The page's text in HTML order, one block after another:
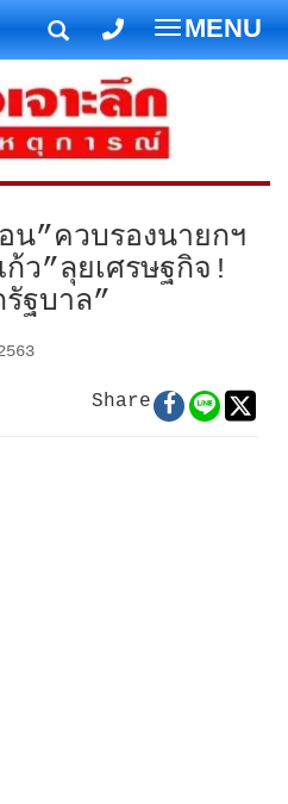
T
o
g
g
l
e
a
v
t
MENU
น”ควบรองนายกฯ
ว”ลุยเศรษฐกิจ!
ฐบาล”
Share